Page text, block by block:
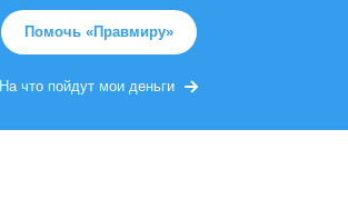
Помочь «Правмиру»
На что пойдут мои деньги